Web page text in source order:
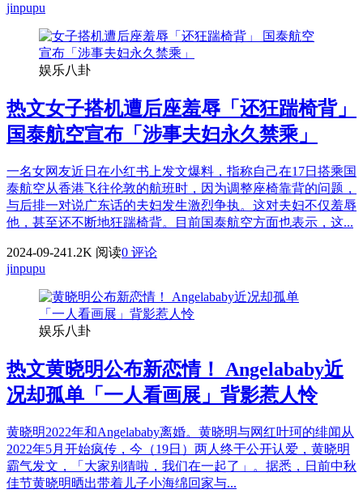
jinpupu
娱乐八卦
热文女子搭机遭后座羞辱「还狂踹椅背」
国泰航空宣布「涉事夫妇永久禁乘」
一名女网友近日在小红书上发文爆料，指称自己在17日搭乘国
泰航空从香港飞往伦敦的航班时，因为调整座椅靠背的问题，
与后排一对说广东话的夫妇发生激烈争执。这对夫妇不仅羞辱
他，甚至还不断地狂踹椅背。目前国泰航空方面也表示，这...
2024-09-241.2K 阅读0 评论
jinpupu
娱乐八卦
热文黄晓明公布新恋情！ Angelababy近
况却孤单「一人看画展」背影惹人怜
黄晓明2022年和Angelababy离婚。黄晓明与网红叶珂的绯闻从
2022年5月开始疯传，今（19日）两人终于公开认爱，黄晓明
霸气发文，「大家别猜啦，我们在一起了」。据悉，日前中秋
佳节黄晓明晒出带着儿子小海绵回家与...